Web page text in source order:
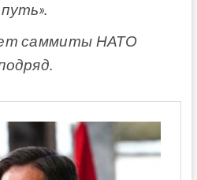
саммиты НАТО